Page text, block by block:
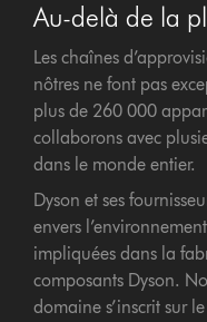
Au-delà de la
Les chaînes
nôtres ne font pas
plus de 260 000
collaborons avec
dans le monde entier.
Dyson et ses
envers
impliquées dans la
composants Dyson.
domaine s’inscrit sur